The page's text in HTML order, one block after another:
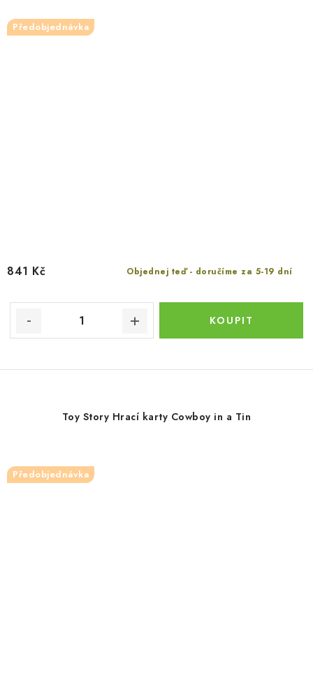
Předobjednávka
Objednej teď - doručíme za 5-19 dní
841 Kč
Toy Story Hrací karty Cowboy in a Tin
Předobjednávka